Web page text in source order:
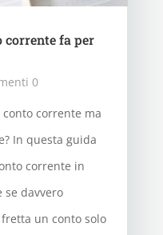
corrente fa per
0
corrente ma
In questa guida
corrente in
se davvero
un conto solo